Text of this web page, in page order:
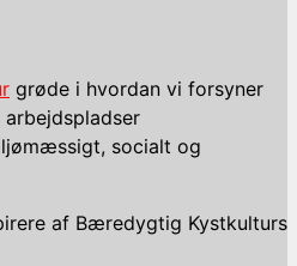
grøde i hvordan vi forsyner
socialt og
af Bæredygtig Kystkulturs